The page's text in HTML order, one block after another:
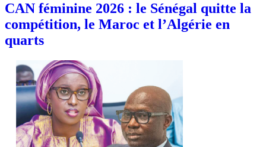
‎CAN féminine 2026 : le Sénégal quitte la
compétition, le Maroc et l’Algérie en
quarts